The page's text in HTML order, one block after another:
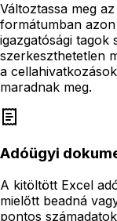
Változtassa meg
formátumban
igazgatósági tagok
szerkeszthetetlen
a
maradnak meg.
Adóügyi
A kitöltött Excel
mielőtt beadná
pontos